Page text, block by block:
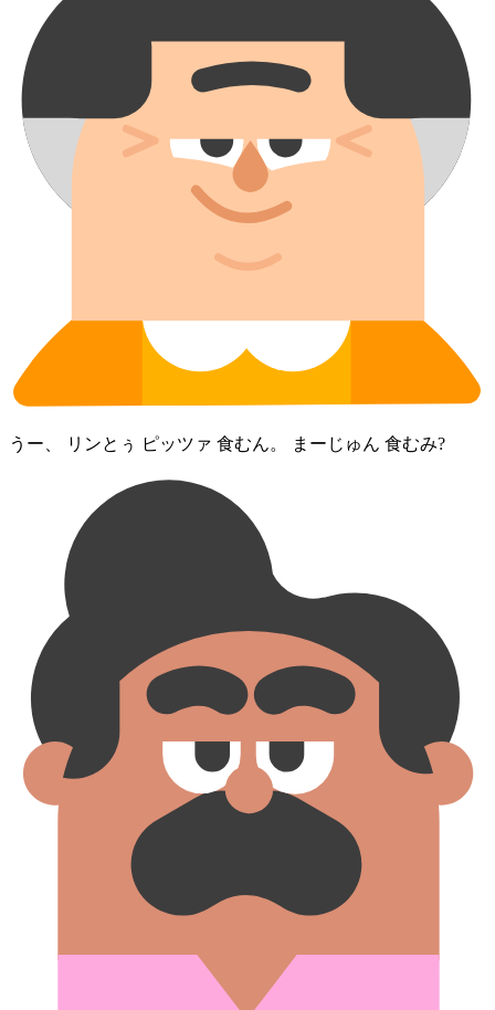
うー、 リン⁠とぅ ピッツァ 食むん。 まーじゅん 食むみ?